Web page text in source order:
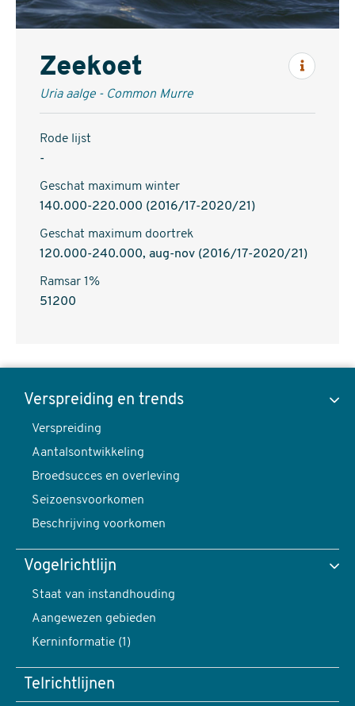
Zeekoet
Uria aalge - Common Murre
Rode lijst
-
Geschat maximum winter
140.000-220.000 (2016/17-2020/21)
Geschat maximum doortrek
120.000-240.000, aug-nov (2016/17-2020/21)
Ramsar 1%
51200
Uria
aalge
foto:
Diek
content
navigatie
Verspreiding en trends
Verspreiding
Aantalsontwikkeling
Broedsucces en overleving
Seizoensvoorkomen
Beschrijving voorkomen
Vogelrichtlijn
Staat van instandhouding
Aangewezen gebieden
Kerninformatie (1)
Telrichtlijnen
Toon data van
Verspreiding en trends
Verspreiding